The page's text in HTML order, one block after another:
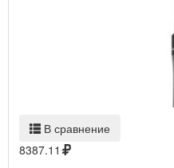
В сравнение
8387.11